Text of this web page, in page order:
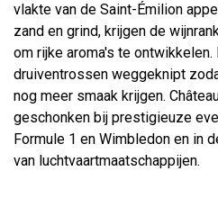
vlakte van de Saint-Émilion
zand en grind, krijgen de
om rijke aroma's te
druiventrossen weggeknipt
nog meer smaak krijgen.
geschonken bij prestigieuze
Formule 1 en Wimbledon en in
van luchtvaartmaatschappijen.